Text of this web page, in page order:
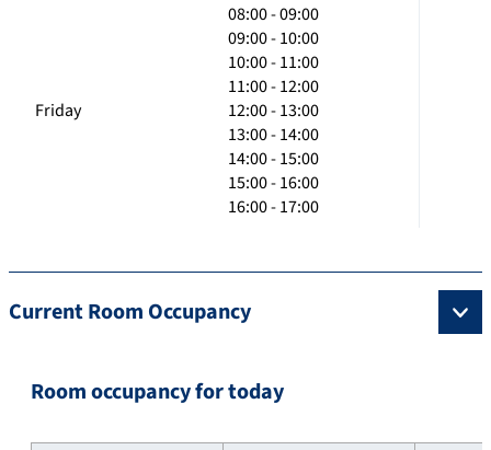
Friday
08:00 - 09:00
09:00 - 10:00
10:00 - 11:00
11:00 - 12:00
12:00 - 13:00
13:00 - 14:00
14:00 - 15:00
15:00 - 16:00
16:00 - 17:00
Current Room Occupancy
Room occupancy for today